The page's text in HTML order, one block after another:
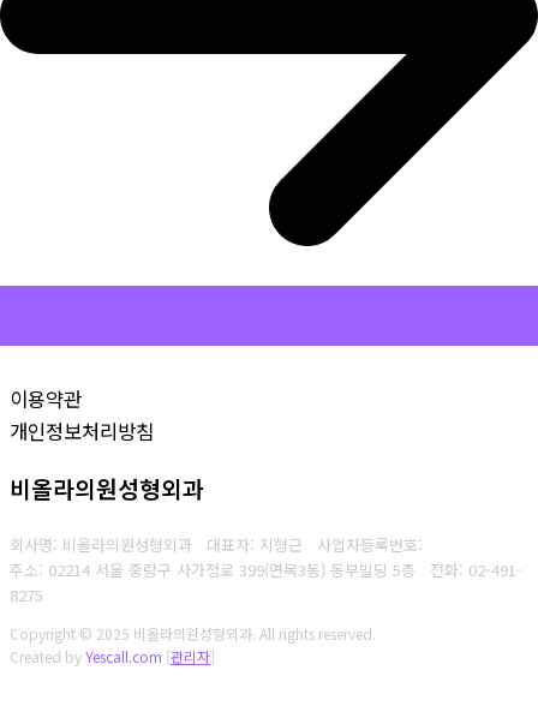
이용약관
개인정보처리방침
비올라의원성형외과
회사명: 비올라의원성형외과 대표자: 지형근 사업자등록번호:
주소: 02214 서울 중랑구 사가정로 399(면목3동) 동부빌딩 5층 전화: 02-491-
8275
Copyright © 2025 비올라의원성형외과. All rights reserved.
Created byYescall.com [관리자]